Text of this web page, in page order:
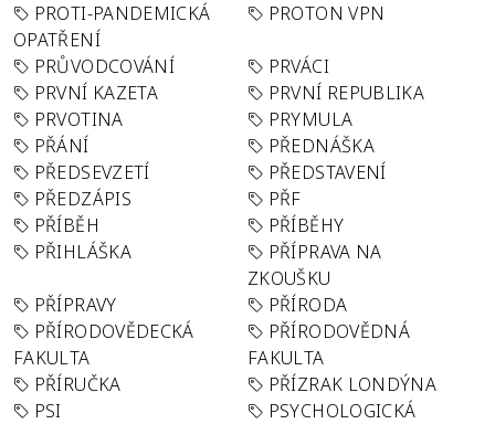
PROTI-PANDEMICKÁ
OPATŘENÍ
PROTON VPN
PRŮVODCOVÁNÍ
PRVÁCI
PRVNÍ KAZETA
PRVNÍ REPUBLIKA
PRVOTINA
PRYMULA
PŘÁNÍ
PŘEDNÁŠKA
PŘEDSEVZETÍ
PŘEDSTAVENÍ
PŘEDZÁPIS
PŘF
PŘÍBĚH
PŘÍBĚHY
PŘIHLÁŠKA
PŘÍPRAVA NA
ZKOUŠKU
PŘÍPRAVY
PŘÍRODA
PŘÍRODOVĚDECKÁ
FAKULTA
PŘÍRODOVĚDNÁ
FAKULTA
PŘÍRUČKA
PŘÍZRAK LONDÝNA
PSI
PSYCHOLOGICKÁ